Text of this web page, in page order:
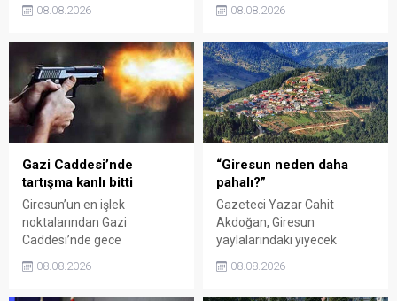
sanat ve eğlenceyle
organizasyonun ardından
Kadın El Emeği Pazarı'nın
süresi de 16 Ağustos'a
kadar uzatıldı.
08.08.2026
üzerinden iktidar
eleştirdi. Taşgöz, üreticinin
emeğinin karşılığını
alamadığını savunarak,
Giresun milletvekillerini
sessiz kalmakla suçladı.
08.08.2026
Gazi Caddesi’nde
tartışma kanlı bitti
Giresun’un en işlek
noktalarından Gazi
Caddesi’nde gece
kavgada A.E. ayağından
08.08.2026
“Giresun neden daha
pahalı?”
Gazeteci Yazar Cahit
Akdoğan, Giresun
yaylalarındaki yiyecek
belirgin biçimde yüksek
08.08.2026